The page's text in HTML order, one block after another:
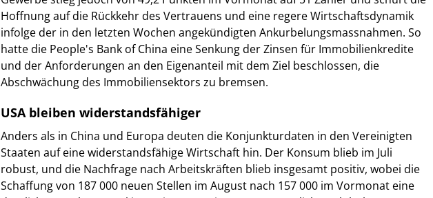
Hoffnung auf die Rückkehr des Vertrauens und eine regere Wirtschaftsdynamik
infolge der in den letzten Wochen angekündigten Ankurbelungsmassnahmen. So
hatte die People's Bank of China eine Senkung der Zinsen für Immobilienkredite
und der Anforderungen an den Eigenanteil mit dem Ziel beschlossen, die
Abschwächung des Immobiliensektors zu bremsen.
USA bleiben widerstandsfähiger
Anders als in China und Europa deuten die Konjunkturdaten in den Vereinigten
Staaten auf eine widerstandsfähige Wirtschaft hin. Der Konsum blieb im Juli
robust, und die Nachfrage nach Arbeitskräften blieb insgesamt positiv, wobei die
Schaffung von 187 000 neuen Stellen im August nach 157 000 im Vormonat eine